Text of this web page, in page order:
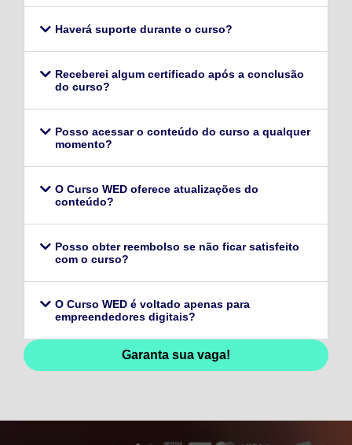
Haverá suporte durante o curso?
Receberei algum certificado após a conclusão
do curso?
Posso acessar o conteúdo do curso a qualquer
momento?
O Curso WED oferece atualizações do
conteúdo?
Posso obter reembolso se não ficar satisfeito
com o curso?
O Curso WED é voltado apenas para
empreendedores digitais?
Garanta sua vaga!